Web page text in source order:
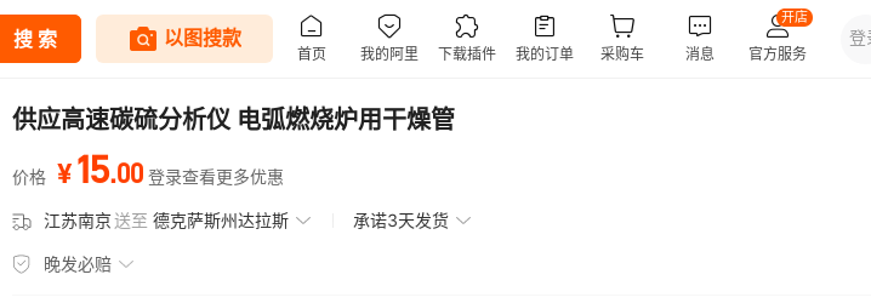
供应高速碳硫分析仪 电弧燃烧炉用干燥管
价格 ¥15.00 登录查看更多优惠
江苏南京送至 德克萨斯州达拉斯 承诺3天发货
晚发必赔